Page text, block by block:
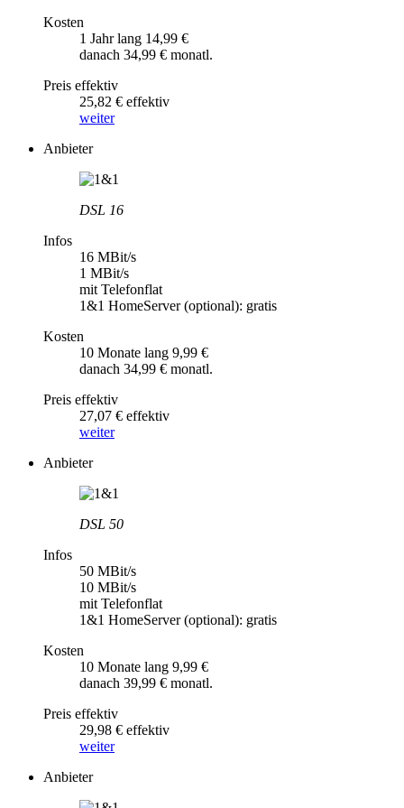
Kosten
1 Jahr lang 14,99 €
danach 34,99 € monatl.
Preis effektiv
25,82 € effektiv
weiter
Anbieter
DSL 16
Infos
16 MBit/s
1 MBit/s
mit Telefonflat
1&1 HomeServer (optional): gratis
Kosten
10 Monate lang 9,99 €
danach 34,99 € monatl.
Preis effektiv
27,07 € effektiv
weiter
Anbieter
DSL 50
Infos
50 MBit/s
10 MBit/s
mit Telefonflat
1&1 HomeServer (optional): gratis
Kosten
10 Monate lang 9,99 €
danach 39,99 € monatl.
Preis effektiv
29,98 € effektiv
weiter
Anbieter